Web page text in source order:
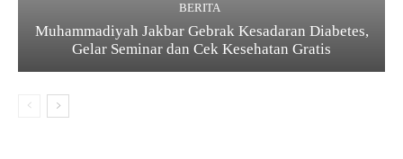
BERITA
Muhammadiyah Jakbar Gebrak Kesadaran Diabetes,
Gelar Seminar dan Cek Kesehatan Gratis